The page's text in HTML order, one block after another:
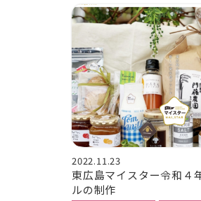
2022.11.23
東広島マイスター令和４
ルの制作